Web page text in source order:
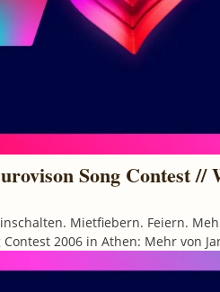
Song Contest //
Mietfiebern. Feiern.
Contest 2006 in Athen: Mehr von